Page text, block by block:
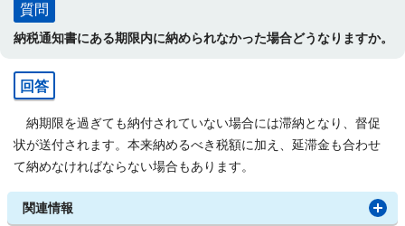
質問
納税通知書にある期限内に納められなかった場合どうなりますか。
回答
納期限を過ぎても納付されていない場合には滞納となり、督促
状が送付されます。本来納めるべき税額に加え、延滞金も合わせ
て納めなければならない場合もあります。
関連情報